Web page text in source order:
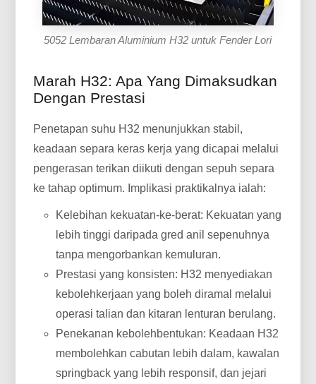
5052 Lembaran Aluminium H32 untuk Fender Lori
Marah H32: Apa Yang Dimaksudkan
Dengan Prestasi
Penetapan suhu H32 menunjukkan stabil,
keadaan separa keras kerja yang dicapai melalui
pengerasan terikan diikuti dengan sepuh separa
ke tahap optimum. Implikasi praktikalnya ialah:
Kelebihan kekuatan-ke-berat: Kekuatan yang
lebih tinggi daripada gred anil sepenuhnya
tanpa mengorbankan kemuluran.
Prestasi yang konsisten: H32 menyediakan
kebolehkerjaan yang boleh diramal melalui
operasi talian dan kitaran lenturan berulang.
Penekanan kebolehbentukan: Keadaan H32
membolehkan cabutan lebih dalam, kawalan
springback yang lebih responsif, dan jejari